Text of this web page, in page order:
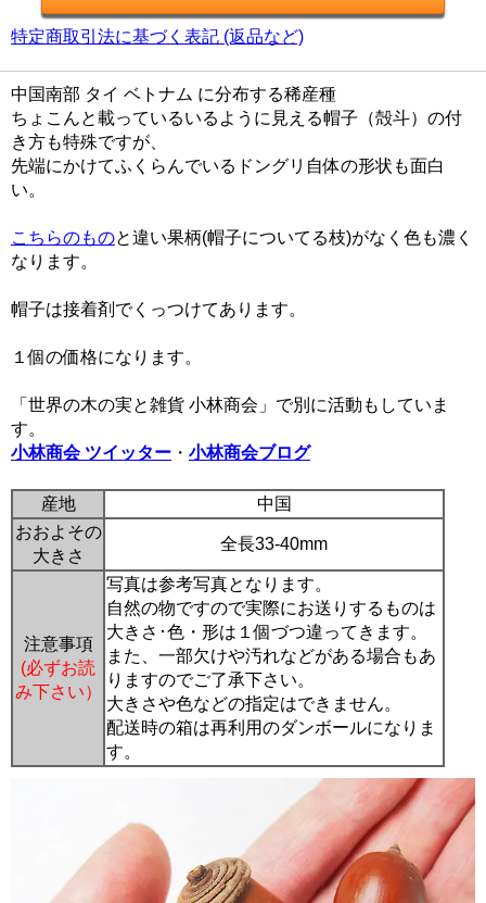
特定商取引法に基づく表記 (返品など)
中国南部 タイ ベトナム に分布する稀産種
ちょこんと載っているいるように見える帽子（殻斗）の付
き方も特殊ですが、
先端にかけてふくらんでいるドングリ自体の形状も面白
い。
こちらのものと違い果柄(帽子についてる枝)がなく色も濃く
なります。
帽子は接着剤でくっつけてあります。
１個の価格になります。
「世界の木の実と雑貨 小林商会」で別に活動もしていま
す。
小林商会 ツイッター ・ 小林商会ブログ
産地
中国
おおよその
大きさ
全長33-40mm
注意事項
(必ずお読
み下さい）
写真は参考写真となります。
自然の物ですので実際にお送りするものは
大きさ･色・形は１個づつ違ってきます。
また、一部欠けや汚れなどがある場合もあ
りますのでご了承下さい。
大きさや色などの指定はできません。
配送時の箱は再利用のダンボールになりま
す。